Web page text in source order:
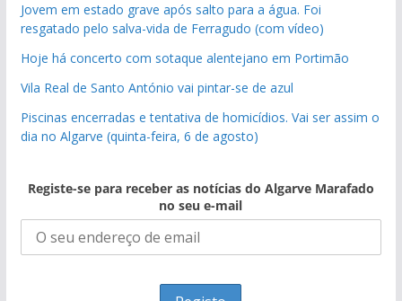
Jovem em estado grave após salto para a água. Foi
resgatado pelo salva-vida de Ferragudo (com vídeo)
Hoje há concerto com sotaque alentejano em Portimão
Vila Real de Santo António vai pintar-se de azul
Piscinas encerradas e tentativa de homicídios. Vai ser assim o
dia no Algarve (quinta-feira, 6 de agosto)
Registe-se para receber as notícias do Algarve Marafado
no seu e-mail